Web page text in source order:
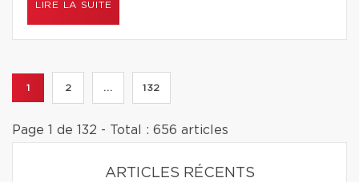
LIRE LA SUITE
1 2 ... 132
Page 1 de 132 - Total : 656 articles
ARTICLES RÉCENTS